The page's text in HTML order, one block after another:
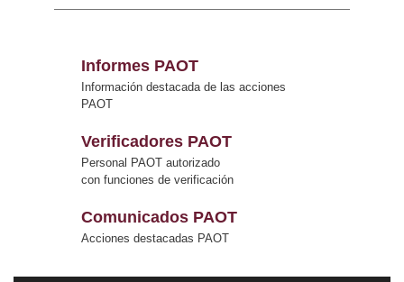
Informes PAOT
Información destacada de las acciones
PAOT
Verificadores PAOT
Personal PAOT autorizado
con funciones de verificación
Comunicados PAOT
Acciones destacadas PAOT